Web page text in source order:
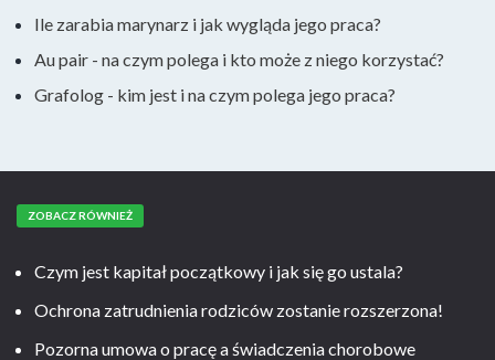
Ile zarabia marynarz i jak wygląda jego praca?
Au pair - na czym polega i kto może z niego korzystać?
Grafolog - kim jest i na czym polega jego praca?
ZOBACZ RÓWNIEŻ
Czym jest kapitał początkowy i jak się go ustala?
Ochrona zatrudnienia rodziców zostanie rozszerzona!
Pozorna umowa o pracę a świadczenia chorobowe